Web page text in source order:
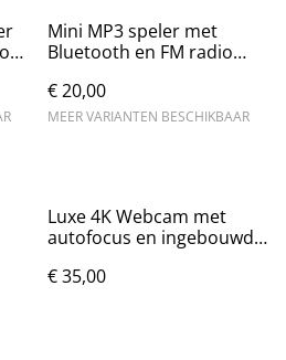
Mini MP3 speler met
Bluetooth en FM radio
€ 20,00
MEER VARIANTEN BESCHIKBAAR
Luxe 4K Webcam met
autofocus en ingebouwde
€ 35,00